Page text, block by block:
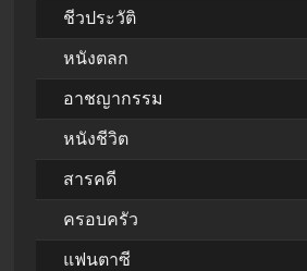
ชีวประวัติ
หนังตลก
อาชญากรรม
หนังชีวิต
สารคดี
ครอบครัว
แฟนตาซี